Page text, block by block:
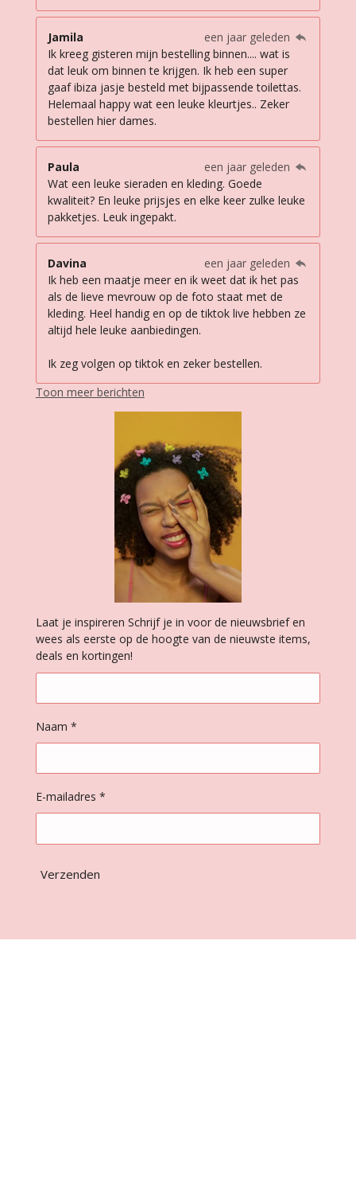
Jamila
een jaar geleden
Ik kreeg gisteren mijn bestelling binnen.... wat is
dat leuk om binnen te krijgen. Ik heb een super
gaaf ibiza jasje besteld met bijpassende toilettas.
Helemaal happy wat een leuke kleurtjes.. Zeker
bestellen hier dames.
Paula
een jaar geleden
Wat een leuke sieraden en kleding. Goede
kwaliteit? En leuke prijsjes en elke keer zulke leuke
pakketjes. Leuk ingepakt.
Davina
een jaar geleden
Ik heb een maatje meer en ik weet dat ik het pas
als de lieve mevrouw op de foto staat met de
kleding. Heel handig en op de tiktok live hebben ze
altijd hele leuke aanbiedingen.
Ik zeg volgen op tiktok en zeker bestellen.
Toon meer berichten
Laat je inspireren Schrijf je in voor de nieuwsbrief en
wees als eerste op de hoogte van de nieuwste items,
deals en kortingen!
Naam *
E-mailadres *
Verzenden